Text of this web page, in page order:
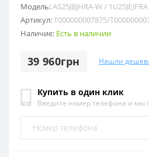
Модель:AS25JBJHRA-W / 1U25JEJFRA
Артикул:T000000007875/
Наличие: Есть в наличии
39 960грн Нашли
Купить в один клик
Введите номер телефона и мы